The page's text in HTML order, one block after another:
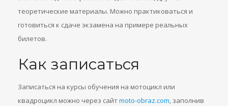
теоретические материалы. Можно практиковаться и
готовиться к сдаче экзамена на примере реальных
билетов.
Как записаться
Записаться на курсы обучения на мотоцикл или
квадроцикл можно через сайтmoto-obraz.com, заполнив